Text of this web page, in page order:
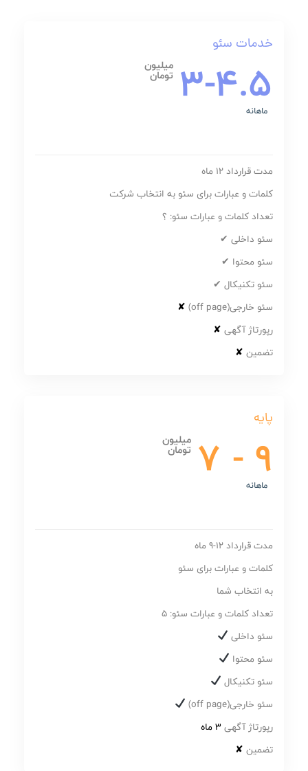
خدمات سئو
3-4.5 میلیون
تومان
ماهانه
مدت قرارداد 12 ماه
کلمات و عبارات برای سئو به انتخاب شرکت
تعداد کلمات و عبارات سئو: ؟
سئو داخلی ✔
سئو محتوا ✔
سئو تکنیکال ✔
سئو خارجی(off page)
✘
رپورتاژ آگهی ✘
تضمین ✘
پایه
9 - 7 میلیون
تومان
ماهانه
مدت قرارداد 12-9 ماه
کلمات و عبارات برای سئو
به انتخاب شما
تعداد کلمات و عبارات سئو: 5
سئو داخلی
سئو محتوا
سئو تکنیکال
سئو خارجی(off page)
رپورتاژ آگهی 3 ماه
تضمین ✘